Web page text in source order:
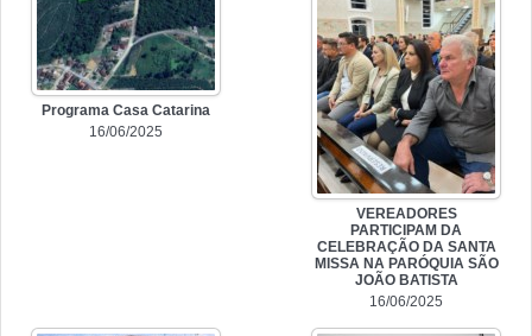
Programa Casa Catarina
16/06/2025
VEREADORES
PARTICIPAM DA
CELEBRAÇÃO DA SANTA
MISSA NA PARÓQUIA SÃO
JOÃO BATISTA
16/06/2025